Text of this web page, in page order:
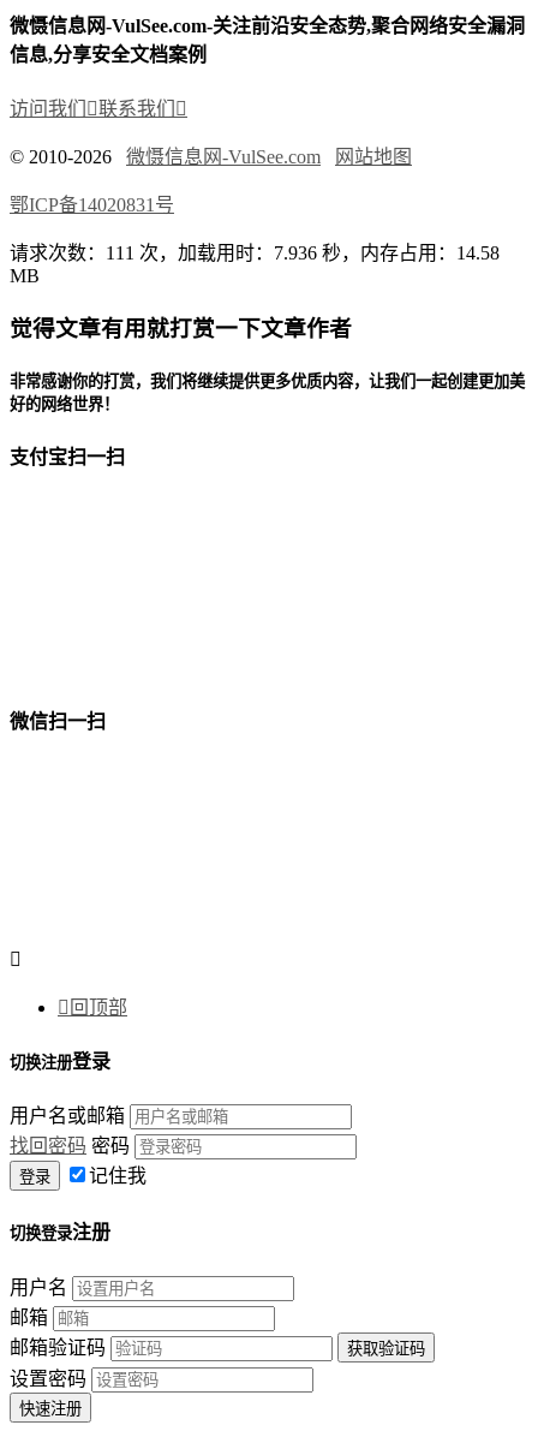
微慑信息网-VulSee.com-关注前沿安全态势,聚合网络安全漏洞
信息,分享安全文档案例
访问我们 联系我们 
© 2010-2026 微慑信息网-VulSee.com 网站地图
鄂ICP备14020831号
请求次数：111 次，加载用时：7.936 秒，内存占用：14.58
MB
觉得文章有用就打赏一下文章作者
非常感谢你的打赏，我们将继续提供更多优质内容，让我们一起创建更加美
好的网络世界！
支付宝扫一扫
微信扫一扫

 回顶部
切换注册登录
用户名或邮箱
找回密码 密码
记住我
切换登录注册
用户名
邮箱
邮箱验证码
设置密码